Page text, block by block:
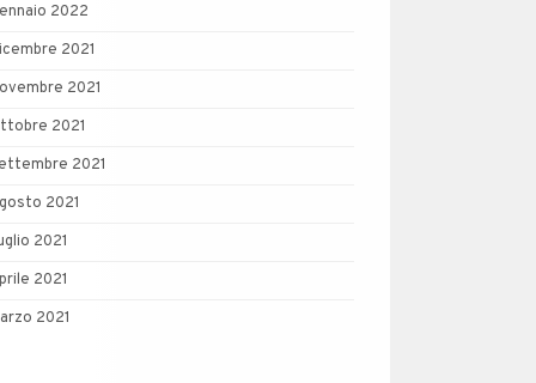
2022
2021
2021
2021
2021
2021
2021
2021
2021